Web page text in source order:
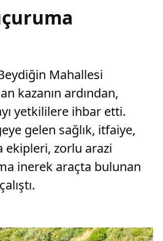
Mahallesi
kazanın ardından,
yetkililere ihbar etti.
gelen sağlık, itfaiye,
ekipleri, zorlu arazi
inerek araçta bulunan